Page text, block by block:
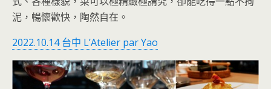
泥，暢懷歡快，陶然自在。
2022.10.14 台中 LʼAtelier par Yao